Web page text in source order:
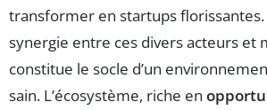
transformer en startups florissantes.
synergie entre ces divers acteurs et
constitue le socle d’un
sain. L’écosystème, riche en